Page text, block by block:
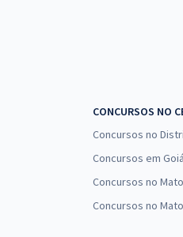
CONCURSOS NO
Concursos no
Concursos em
Concursos no
Concursos no